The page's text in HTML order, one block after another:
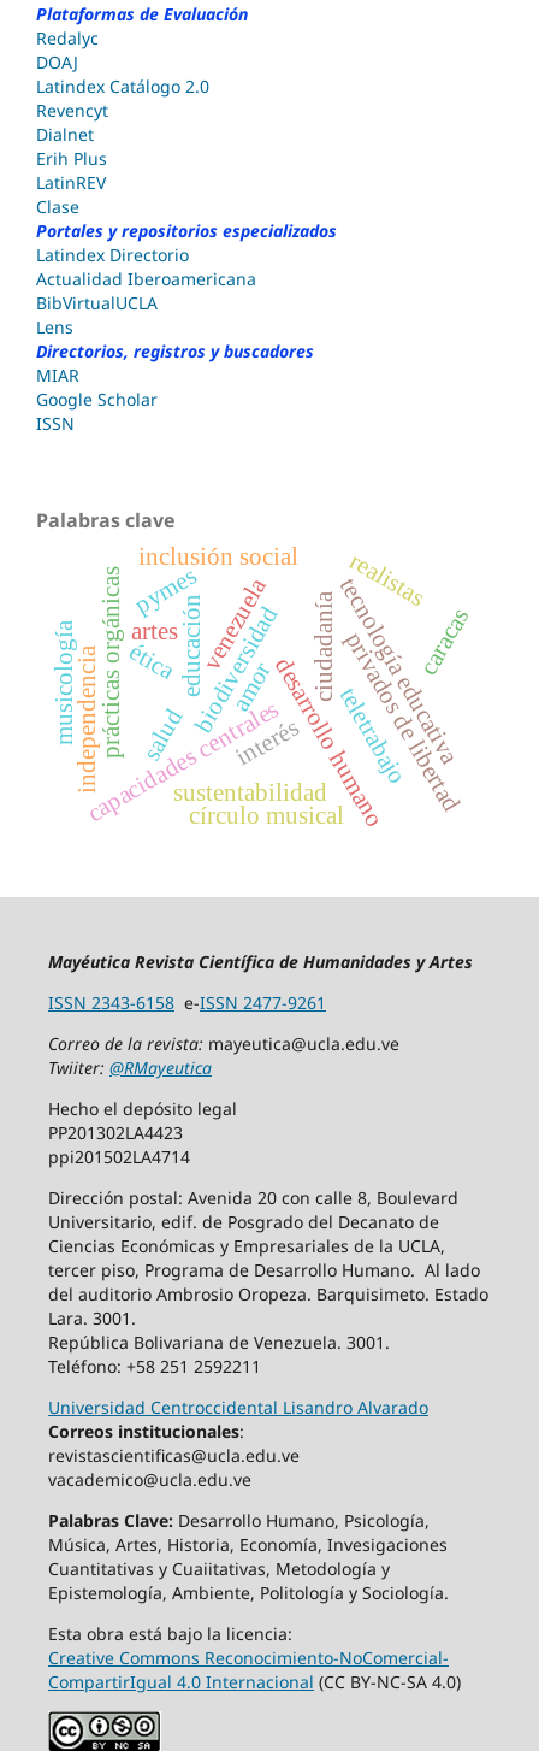
Plataformas de Evaluación
Redalyc
DOAJ
Latindex Catálogo 2.0
Revencyt
Dialnet
Erih Plus
LatinREV
Clase
Portales y repositorios especializados
Latindex Directorio
Actualidad Iberoamericana
BibVirtualUCLA
Lens
Directorios, registros y buscadores
MIAR
Google Scholar
ISSN
Palabras clave
desarrollo humano
ciudadanía
educación
capacidades centrales
artes
sustentabilidad
biodiversidad
prácticas orgánicas privados de libertad
tecnología educativa
círculo musical
caracas
venezuela
amor
interés
ética
realistas
independencia
musicología teletrabajo
salud
pymes
inclusión social
Mayéutica Revista Científica de Humanidades y Artes
ISSN 2343-6158e-ISSN 2477-9261
Correo de la revista: mayeutica@ucla.edu.ve
Twiiter: @RMayeutica
Hecho el depósito legal
PP201302LA4423
ppi201502LA4714
Dirección postal: Avenida 20 con calle 8, Boulevard
Universitario, edif. de Posgrado del Decanato de
Ciencias Económicas y Empresariales de la UCLA,
tercer piso, Programa de Desarrollo Humano. Al lado
del auditorio Ambrosio Oropeza. Barquisimeto. Estado
Lara. 3001.
República Bolivariana de Venezuela. 3001.
Teléfono: +58 251 2592211
Universidad Centroccidental Lisandro Alvarado
Correos institucionales:
revistascientificas@ucla.edu.ve
vacademico@ucla.edu.ve
Palabras Clave:Desarrollo Humano, Psicología,
Música, Artes, Historia, Economía, Invesigaciones
Cuantitativas y Cuaiitativas, Metodología y
Epistemología, Ambiente, Politología y Sociología.
Esta obra está bajo la licencia:
Creative Commons Reconocimiento-NoComercial-
CompartirIgual 4.0 Internacional (CC BY-NC-SA 4.0)